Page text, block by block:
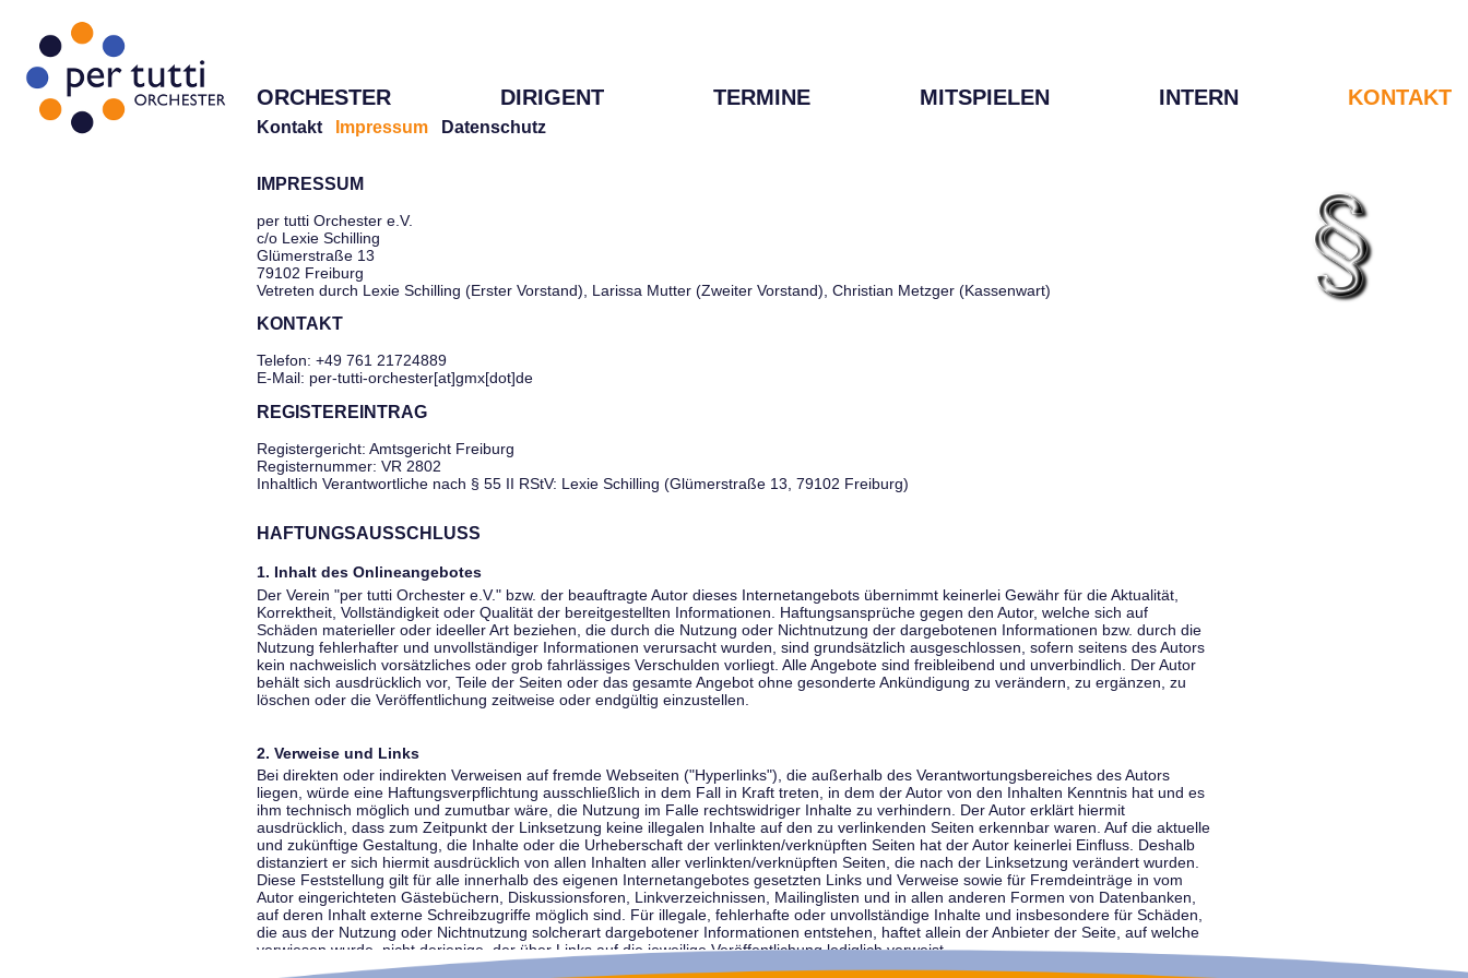
ORCHESTER DIRIGENT TERMINE MITSPIELEN INTERN KONTAKT
Kontakt Impressum Datenschutz
IMPRESSUM
per tutti Orchester e.V.
c/o Lexie Schilling
Glümerstraße 13
79102 Freiburg
Vetreten durch Lexie Schilling (Erster Vorstand), Larissa Mutter (Zweiter Vorstand), Christian Metzger (Kassenwart)
KONTAKT
Telefon: +49 761 21724889
E-Mail: per-tutti-orchester[at]gmx[dot]de
REGISTEREINTRAG
Registergericht: Amtsgericht Freiburg
Registernummer: VR 2802
Inhaltlich Verantwortliche nach § 55 II RStV: Lexie Schilling (Glümerstraße 13, 79102 Freiburg)
HAFTUNGSAUSSCHLUSS
1. Inhalt des Onlineangebotes
Der Verein "per tutti Orchester e.V." bzw. der beauftragte Autor dieses Internetangebots übernimmt keinerlei Gewähr für die Aktualität,
Korrektheit, Vollständigkeit oder Qualität der bereitgestellten Informationen. Haftungsansprüche gegen den Autor, welche sich auf
Schäden materieller oder ideeller Art beziehen, die durch die Nutzung oder Nichtnutzung der dargebotenen Informationen bzw. durch die
Nutzung fehlerhafter und unvollständiger Informationen verursacht wurden, sind grundsätzlich ausgeschlossen, sofern seitens des Autors
kein nachweislich vorsätzliches oder grob fahrlässiges Verschulden vorliegt. Alle Angebote sind freibleibend und unverbindlich. Der Autor
behält sich ausdrücklich vor, Teile der Seiten oder das gesamte Angebot ohne gesonderte Ankündigung zu verändern, zu ergänzen, zu
löschen oder die Veröffentlichung zeitweise oder endgültig einzustellen.
2. Verweise und Links
Bei direkten oder indirekten Verweisen auf fremde Webseiten ("Hyperlinks"), die außerhalb des Verantwortungsbereiches des Autors
liegen, würde eine Haftungsverpflichtung ausschließlich in dem Fall in Kraft treten, in dem der Autor von den Inhalten Kenntnis hat und es
ihm technisch möglich und zumutbar wäre, die Nutzung im Falle rechtswidriger Inhalte zu verhindern. Der Autor erklärt hiermit
ausdrücklich, dass zum Zeitpunkt der Linksetzung keine illegalen Inhalte auf den zu verlinkenden Seiten erkennbar waren. Auf die aktuelle
und zukünftige Gestaltung, die Inhalte oder die Urheberschaft der verlinkten/verknüpften Seiten hat der Autor keinerlei Einfluss. Deshalb
distanziert er sich hiermit ausdrücklich von allen Inhalten aller verlinkten/verknüpften Seiten, die nach der Linksetzung verändert wurden.
Diese Feststellung gilt für alle innerhalb des eigenen Internetangebotes gesetzten Links und Verweise sowie für Fremdeinträge in vom
Autor eingerichteten Gästebüchern, Diskussionsforen, Linkverzeichnissen, Mailinglisten und in allen anderen Formen von Datenbanken,
auf deren Inhalt externe Schreibzugriffe möglich sind. Für illegale, fehlerhafte oder unvollständige Inhalte und insbesondere für Schäden,
die aus der Nutzung oder Nichtnutzung solcherart dargebotener Informationen entstehen, haftet allein der Anbieter der Seite, auf welche
verwiesen wurde, nicht derjenige, der über Links auf die jeweilige Veröffentlichung lediglich verweist.